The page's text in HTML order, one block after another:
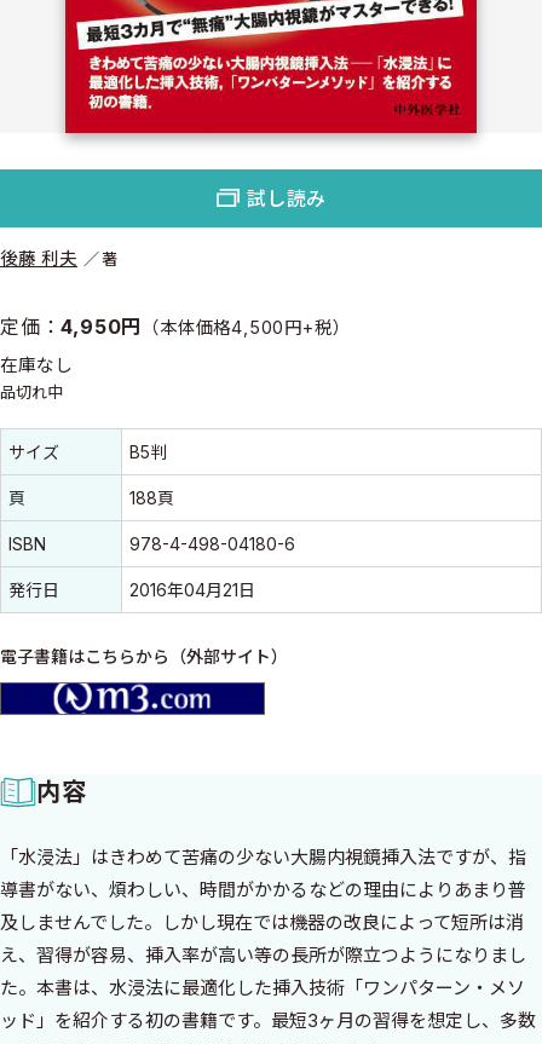
後藤 利夫 著
定価：4,950円 （本体価格4,500円+税）
在庫なし
品切れ中
書誌情報
書誌情報
サイズ B5判
頁 188頁
ISBN 978-4-498-04180-6
発行日 2016年04月21日
電子書籍はこちらから（外部サイト）
試し読み
内容
「水浸法」はきわめて苦痛の少ない大腸内視鏡挿入法ですが、指
導書がない、煩わしい、時間がかかるなどの理由によりあまり普
及しませんでした。しかし現在では機器の改良によって短所は消
え、習得が容易、挿入率が高い等の長所が際立つようになりまし
た。本書は、水浸法に最適化した挿入技術「ワンパターン・メソ
ッド」を紹介する初の書籍です。最短3ヶ月の習得を想定し、多数